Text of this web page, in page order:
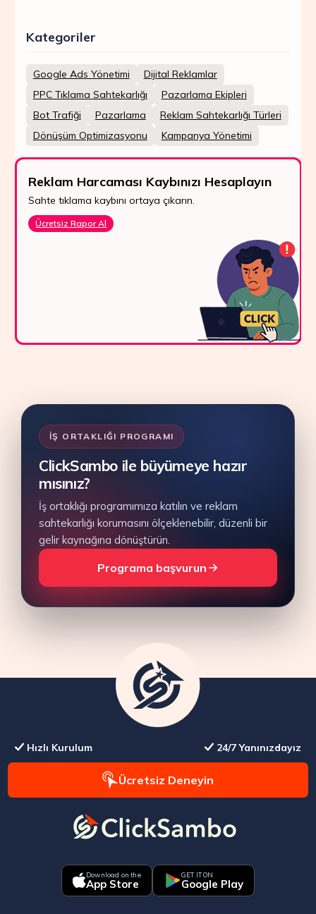
Kategoriler
Google Ads Yönetimi
Dijital Reklamlar
PPC Tıklama Sahtekarlığı
Pazarlama Ekipleri
Bot Trafiği
Pazarlama
Reklam Sahtekarlığı Türleri
Dönüşüm Optimizasyonu
Kampanya Yönetimi
Reklam Harcaması Kaybınızı Hesaplayın
Sahte tıklama kaybını ortaya çıkarın.
Ücretsiz Rapor Al
İŞ ORTAKLIĞI PROGRAMI
ClickSambo ile büyümeye hazır
mısınız?
İş ortaklığı programımıza katılın ve reklam
sahtekarlığı korumasını ölçeklenebilir, düzenli bir
gelir kaynağına dönüştürün.
Programa başvurun
Hızlı Kurulum 24/7 Yanınızdayız
Ücretsiz Deneyin
Download on the
App Store
GET IT ON
Google Play